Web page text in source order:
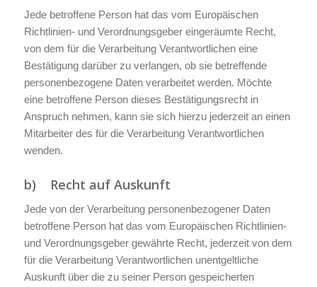
Jede betroffene Person hat das vom Europäischen
Richtlinien- und Verordnungsgeber eingeräumte Recht,
von dem für die Verarbeitung Verantwortlichen eine
Bestätigung darüber zu verlangen, ob sie betreffende
personenbezogene Daten verarbeitet werden. Möchte
eine betroffene Person dieses Bestätigungsrecht in
Anspruch nehmen, kann sie sich hierzu jederzeit an einen
Mitarbeiter des für die Verarbeitung Verantwortlichen
wenden.
b) Recht auf Auskunft
Jede von der Verarbeitung personenbezogener Daten
betroffene Person hat das vom Europäischen Richtlinien-
und Verordnungsgeber gewährte Recht, jederzeit von dem
für die Verarbeitung Verantwortlichen unentgeltliche
Auskunft über die zu seiner Person gespeicherten